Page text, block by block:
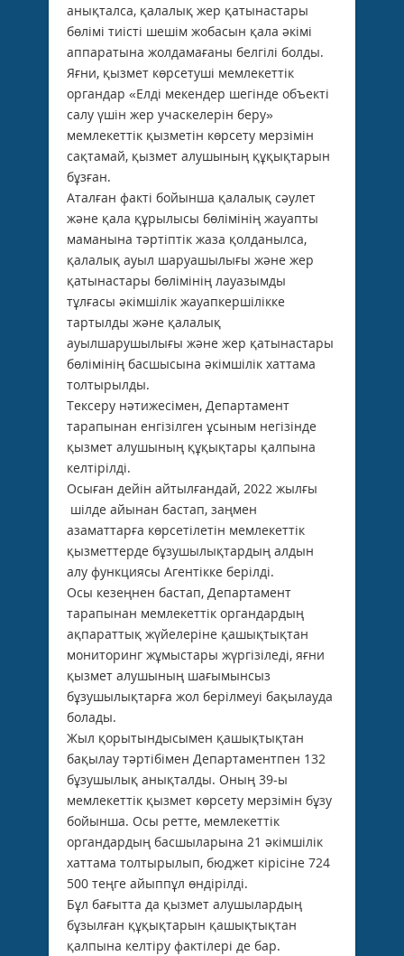
анықталса, қалалық жер қатынастары
бөлімі тиісті шешім жобасын қала әкімі
аппаратына жолдамағаны белгілі болды.
Яғни, қызмет көрсетуші мемлекеттік
органдар «Елді мекендер шегінде объекті
салу үшін жер учаскелерін беру»
мемлекеттік қызметін көрсету мерзімін
сақтамай, қызмет алушының құқықтарын
бұзған.
Аталған факті бойынша қалалық сәулет
және қала құрылысы бөлімінің жауапты
маманына тәртіптік жаза қолданылса,
қалалық ауыл шаруашылығы және жер
қатынастары бөлімінің лауазымды
тұлғасы әкімшілік жауапкершілікке
тартылды және қалалық
ауылшарушылығы және жер қатынастары
бөлімінің басшысына әкімшілік хаттама
толтырылды.
Тексеру нәтижесімен, Департамент
тарапынан енгізілген ұсыным негізінде
қызмет алушының құқықтары қалпына
келтірілді.
Осыған дейін айтылғандай, 2022 жылғы
шілде айынан бастап, заңмен
азаматтарға көрсетілетін мемлекеттік
қызметтерде бұзушылықтардың алдын
алу функциясы Агентікке берілді.
Осы кезеңнен бастап, Департамент
тарапынан мемлекеттік органдардың
ақпараттық жүйелеріне қашықтықтан
мониторинг жұмыстары жүргізіледі, яғни
қызмет алушының шағымынсыз
бұзушылықтарға жол берілмеуі бақылауда
болады.
Жыл қорытындысымен қашықтықтан
бақылау тәртібімен Департаментпен 132
бұзушылық анықталды. Оның 39-ы
мемлекеттік қызмет көрсету мерзімін бұзу
бойынша. Осы ретте, мемлекеттік
органдардың басшыларына 21 әкімшілік
хаттама толтырылып, бюджет кірісіне 724
500 теңге айыппұл өндірілді.
Бұл бағытта да қызмет алушылардың
бұзылған құқықтарын қашықтықтан
қалпына келтіру фактілері де бар.